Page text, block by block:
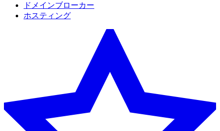
ドメインブローカー
ホスティング